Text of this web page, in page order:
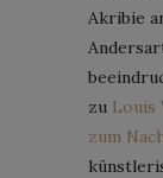
Akribie
zu Louis
zum